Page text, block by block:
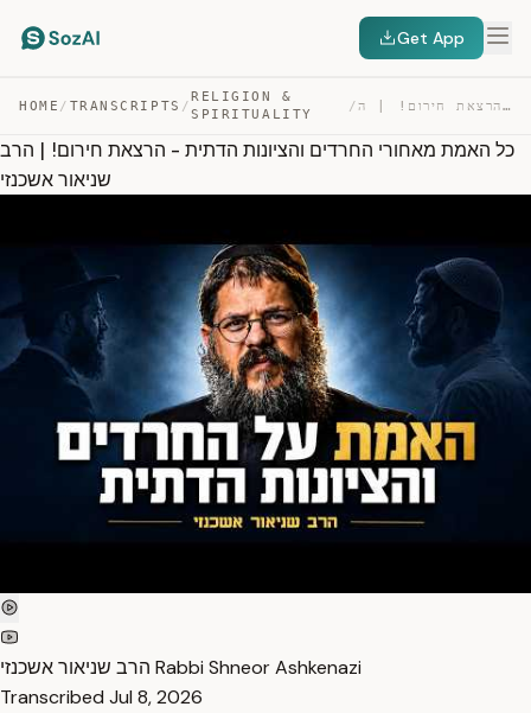
Get App
HOME / TRANSCRIPTS /
RELIGION &
SPIRITUALITY
/ כל האמת מאחורי החרדים והציונות הדתית – הרצאת חירום! | ה… — TRANSCRIPT
כל האמת מאחורי החרדים והציונות הדתית - הרצאת חירום! | הרב
שניאור אשכנזי
הרב שניאור אשכנזי Rabbi Shneor Ashkenazi
Transcribed Jul 8, 2026